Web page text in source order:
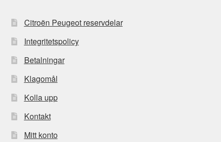
Citroën Peugeot reservdelar
Integritetspolicy
Betalningar
Klagomål
Kolla upp
Kontakt
Mitt konto